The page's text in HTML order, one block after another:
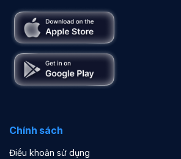
Chính sách
Điều khoản sử dụng